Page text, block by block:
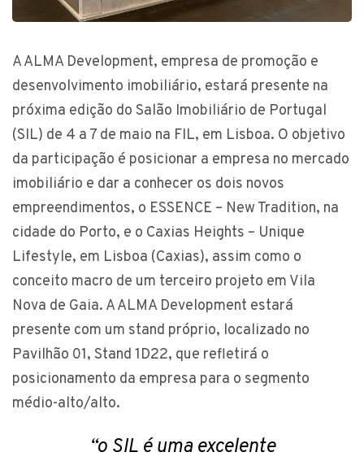
A ALMA Development, empresa de promoção e
desenvolvimento imobiliário, estará presente na
próxima edição do Salão Imobiliário de Portugal
(SIL) de 4 a 7 de maio na FIL, em Lisboa. O objetivo
da participação é posicionar a empresa no mercado
imobiliário e dar a conhecer os dois novos
empreendimentos, o ESSENCE – New Tradition, na
cidade do Porto, e o Caxias Heights – Unique
Lifestyle, em Lisboa (Caxias), assim como o
conceito macro de um terceiro projeto em Vila
Nova de Gaia. A ALMA Development estará
presente com um stand próprio, localizado no
Pavilhão 01, Stand 1D22, que refletirá o
posicionamento da empresa para o segmento
médio-alto/alto.
“o SIL é uma excelente